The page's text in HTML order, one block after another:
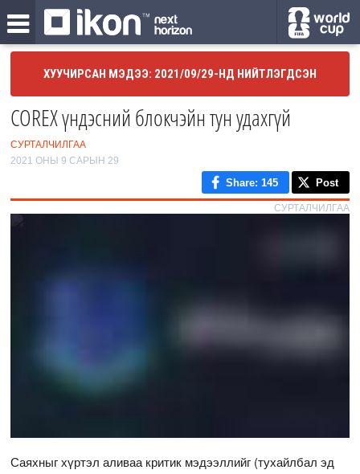
ХУУЧИРСАН МЭДЭЭ: 2021/09/29-НД НИЙТЛЭГДСЭН
COREX үндэсний блокчэйн тун удахгүй
СУРТАЛЧИЛГАА
2021 ОНЫ 9 САРЫН 29
Share: 145 Post
СУРТАЛЧИЛГАА
Саяхныг хүртэл аливаа критик мэдээллийг (тухайлбал эд